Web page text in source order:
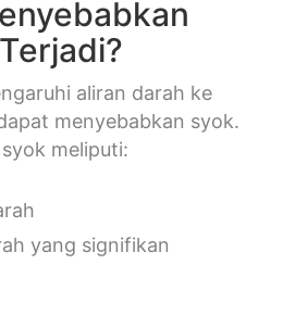
aliran darah ke
menyebabkan syok.
meliputi:
yang signifikan